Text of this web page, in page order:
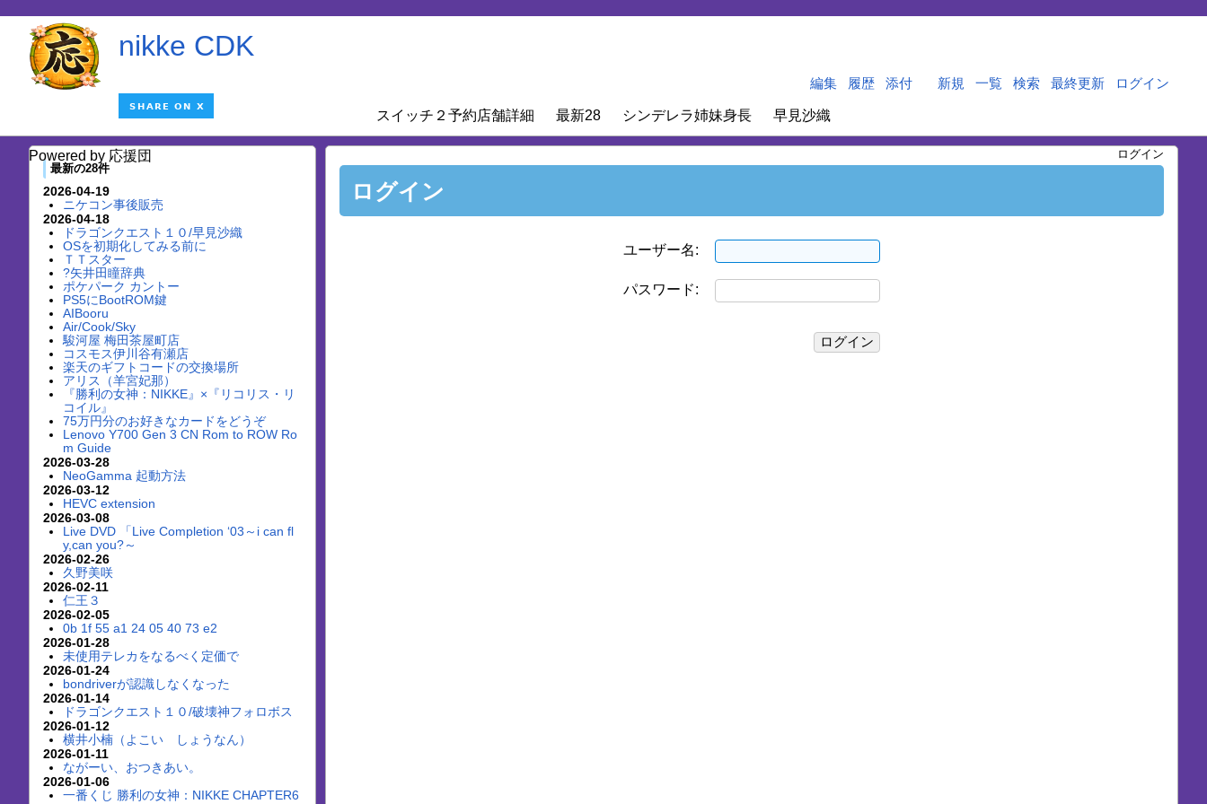
nikke CDK
Powered by 応援団
編集 履歴 添付 新規 一覧 検索 最終更新 ログイン
スイッチ２予約店舗詳細 最新28 シンデレラ姉妹身長 早見沙織
ログイン
ログイン
ユーザー名:
パスワード:
最新の28件
2026-04-19
ニケコン事後販売
2026-04-18
ドラゴンクエスト１０/早見沙織
OSを初期化してみる前に
ＴＴスター
?矢井田瞳辞典
ポケパーク カントー
PS5にBootROM鍵
AIBooru
Air/Cook/Sky
駿河屋 梅田茶屋町店
コスモス伊川谷有瀬店
楽天のギフトコードの交換場所
アリス（羊宮妃那）
『勝利の女神：NIKKE』×『リコリス・リ
コイル』
75万円分のお好きなカードをどうぞ
Lenovo Y700 Gen 3 CN Rom to ROW Ro
m Guide
2026-03-28
NeoGamma 起動方法
2026-03-12
HEVC extension
2026-03-08
Live DVD 「Live Completion ‘03～i can fl
y,can you?～
2026-02-26
久野美咲
2026-02-11
仁王３
2026-02-05
0b 1f 55 a1 24 05 40 73 e2
2026-01-28
未使用テレカをなるべく定価で
2026-01-24
bondriverが認識しなくなった
2026-01-14
ドラゴンクエスト１０/破壊神フォロボス
2026-01-12
横井小楠（よこい しょうなん）
2026-01-11
ながーい、おつきあい。
2026-01-06
一番くじ 勝利の女神：NIKKE CHAPTER6